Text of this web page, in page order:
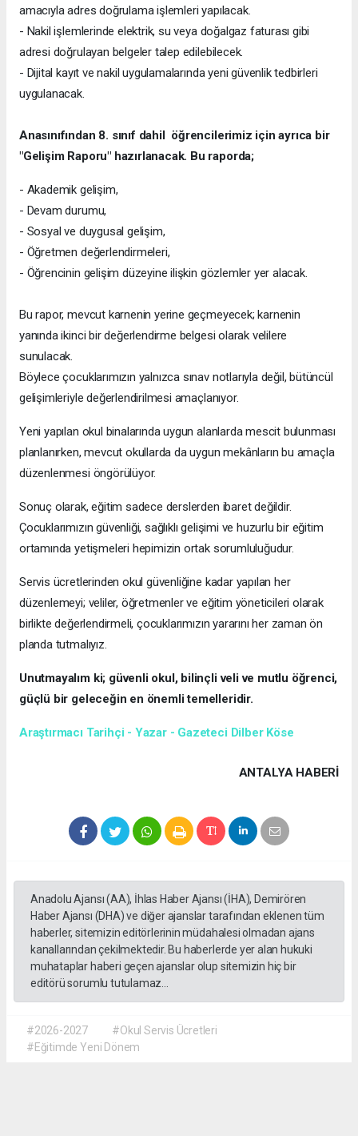
amacıyla adres doğrulama işlemleri yapılacak.
- Nakil işlemlerinde elektrik, su veya doğalgaz faturası gibi
adresi doğrulayan belgeler talep edilebilecek.
- Dijital kayıt ve nakil uygulamalarında yeni güvenlik tedbirleri
uygulanacak.
Anasınıfından 8. sınıf dahil öğrencilerimiz için ayrıca bir
"Gelişim Raporu" hazırlanacak. Bu raporda;
- Akademik gelişim,
- Devam durumu,
- Sosyal ve duygusal gelişim,
- Öğretmen değerlendirmeleri,
- Öğrencinin gelişim düzeyine ilişkin gözlemler yer alacak.
Bu rapor, mevcut karnenin yerine geçmeyecek; karnenin
yanında ikinci bir değerlendirme belgesi olarak velilere
sunulacak.
Böylece çocuklarımızın yalnızca sınav notlarıyla değil, bütüncül
gelişimleriyle değerlendirilmesi amaçlanıyor.
Yeni yapılan okul binalarında uygun alanlarda mescit bulunması
planlanırken, mevcut okullarda da uygun mekânların bu amaçla
düzenlenmesi öngörülüyor.
Sonuç olarak, eğitim sadece derslerden ibaret değildir.
Çocuklarımızın güvenliği, sağlıklı gelişimi ve huzurlu bir eğitim
ortamında yetişmeleri hepimizin ortak sorumluluğudur.
Servis ücretlerinden okul güvenliğine kadar yapılan her
düzenlemeyi; veliler, öğretmenler ve eğitim yöneticileri olarak
birlikte değerlendirmeli, çocuklarımızın yararını her zaman ön
planda tutmalıyız.
Unutmayalım ki; güvenli okul, bilinçli veli ve mutlu öğrenci,
güçlü bir geleceğin en önemli temelleridir.
Araştırmacı Tarihçi - Yazar - Gazeteci Dilber Köse
ANTALYA HABERİ
Anadolu Ajansı (AA), İhlas Haber Ajansı (İHA), Demirören
Haber Ajansı (DHA) ve diğer ajanslar tarafından eklenen tüm
haberler, sitemizin editörlerinin müdahalesi olmadan ajans
kanallarından çekilmektedir. Bu haberlerde yer alan hukuki
muhataplar haberi geçen ajanslar olup sitemizin hiç bir
editörü sorumlu tutulamaz...
#2026-2027
#Okul Servis Ücretleri
#Eğitimde Yeni Dönem